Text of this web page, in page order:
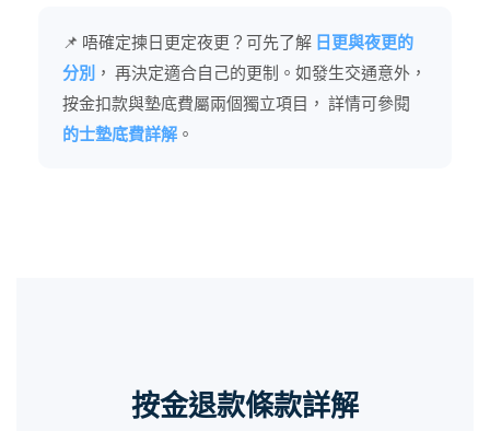
📌 唔確定揀日更定夜更？可先了解 日更與夜更的
分別 ， 再決定適合自己的更制。如發生交通意外，
按金扣款與墊底費屬兩個獨立項目， 詳情可參閱
的士墊底費詳解 。
按金退款條款詳解